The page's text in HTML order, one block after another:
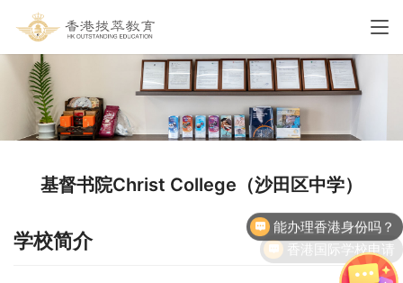
基督书院Christ College（沙田区中学）
学校简介
能办理香港身份吗？
香港国际学校申请